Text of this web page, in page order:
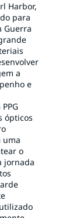
Harbor,
para
Guerra
a
e
ópticos
uma
o
jornada